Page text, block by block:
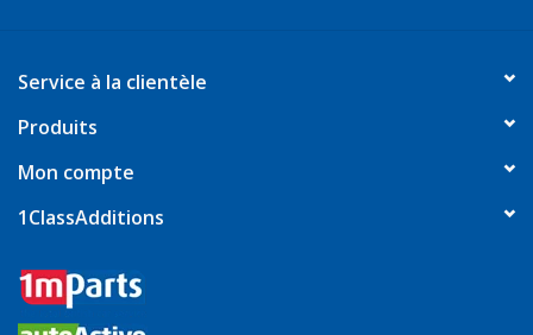
Service à la clientèle
Produits
Mon compte
1ClassAdditions